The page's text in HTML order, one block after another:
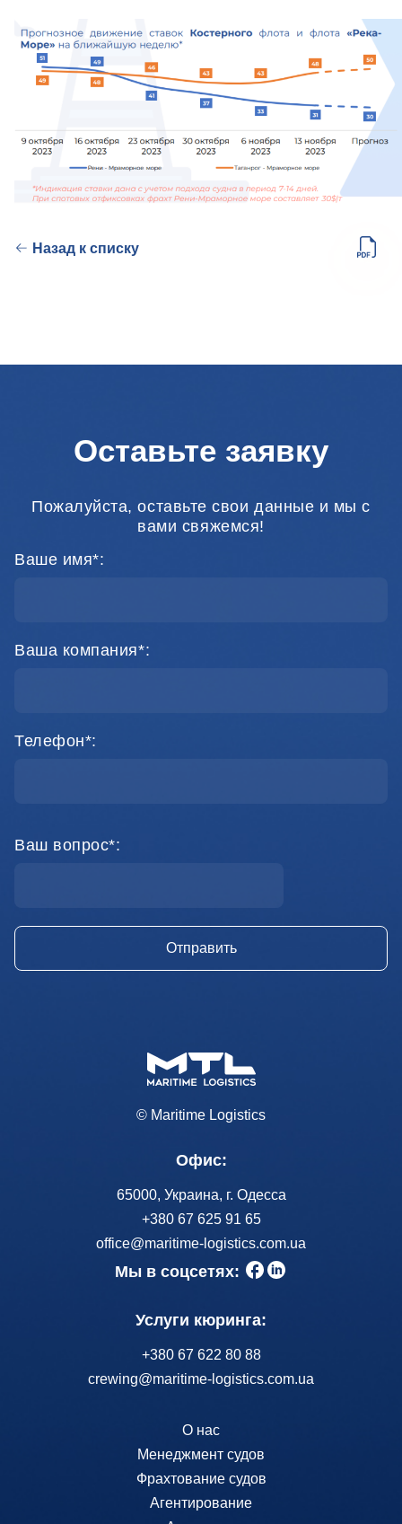
Назад к списку
Оставьте заявку
Пожалуйста, оставьте свои данные и мы с
вами свяжемся!
Ваше имя*:
Ваша компания*:
Телефон*:
Ваш вопрос*:
© Maritime Logistics
Офис:
65000, Украина, г. Одесса
+380 67 625 91 65
office@maritime-logistics.com.ua
Мы в соцсетях:
Услуги кюринга:
+380 67 622 80 88
crewing@maritime-logistics.com.ua
О нас
Менеджмент судов
Фрахтование судов
Агентирование